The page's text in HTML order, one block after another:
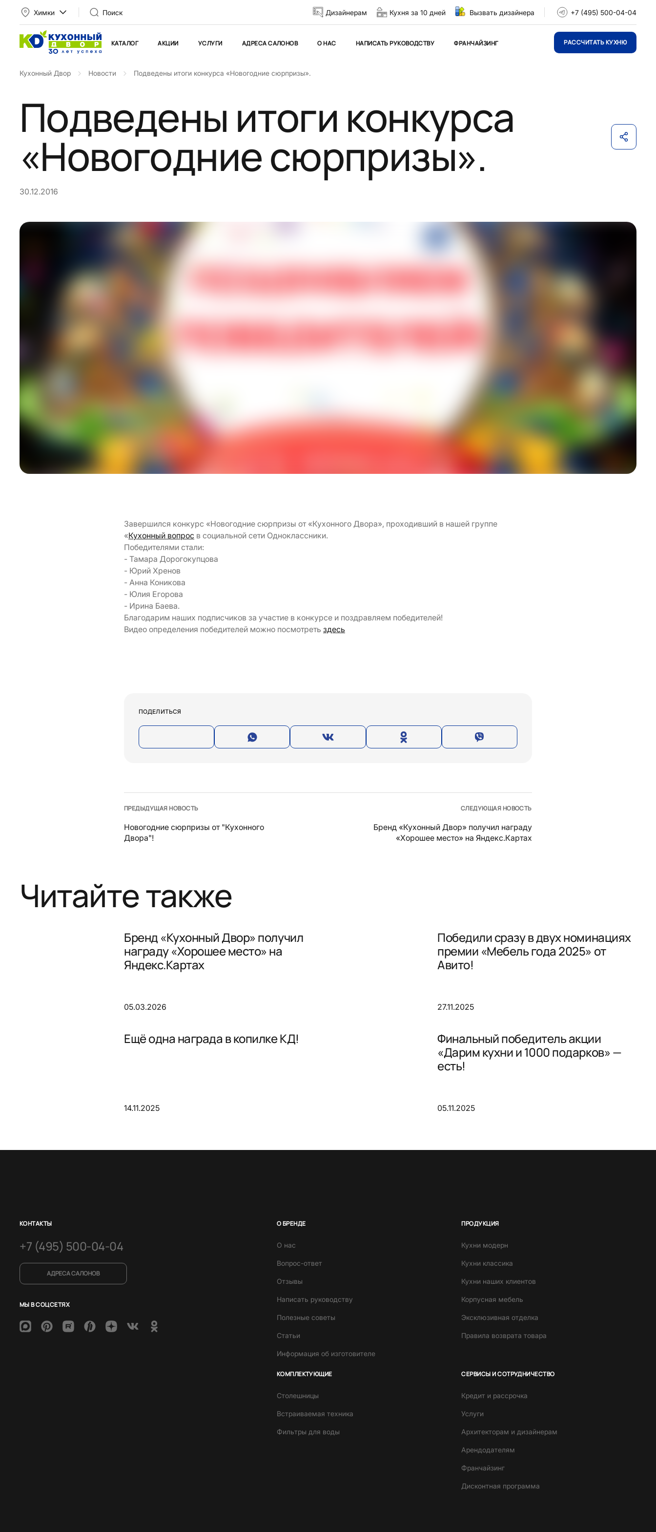
Химки Поиск Дизайнерам Кухня за 10 дней Вызвать дизайнера +7 (495) 500-04-04
КАТАЛОГ АКЦИИ УСЛУГИ АДРЕСА САЛОНОВ О НАС НАПИСАТЬ РУКОВОДСТВУ ФРАНЧАЙЗИНГ РАССЧИТАТЬ КУХНЮ
Кухонный Двор Новости Подведены итоги конкурса «Новогодние сюрпризы».
Подведены итоги конкурса
«Новогодние сюрпризы».
30.12.2016
Завершился конкурс «Новогодние сюрпризы от «Кухонного Двора», проходивший в нашей группе
«Кухонный вопрос в социальной сети Одноклассники.
Победителями стали:
- Тамара Дорогокупцова
- Юрий Хренов
- Анна Коникова
- Юлия Егорова
- Ирина Баева.
Благодарим наших подписчиков за участие в конкурсе и поздравляем победителей!
Видео определения победителей можно посмотреть здесь
ПОДЕЛИТЬСЯ
ПРЕДЫДУЩАЯ НОВОСТЬ
Новогодние сюрпризы от "Кухонного
Двора"!
СЛЕДУЮЩАЯ НОВОСТЬ
Бренд «Кухонный Двор» получил награду
«Хорошее место» на Яндекс.Картах
Читайте также
Бренд «Кухонный Двор» получил
награду «Хорошее место» на
Яндекс.Картах
05.03.2026
Победили сразу в двух номинациях
премии «Мебель года 2025» от
Авито!
27.11.2025
Ещё одна награда в копилке КД!
14.11.2025
Финальный победитель акции
«Дарим кухни и 1000 подарков» —
есть!
05.11.2025
КОНТАКТЫ
+7 (495) 500-04-04
АДРЕСА САЛОНОВ
МЫ В СОЦСЕТЯХ
О БРЕНДЕ
О нас
Вопрос-ответ
Отзывы
Написать руководству
Полезные советы
Статьи
Информация об изготовителе
ПРОДУКЦИЯ
Кухни модерн
Кухни классика
Кухни наших клиентов
Корпусная мебель
Эксклюзивная отделка
Правила возврата товара
КОМПЛЕКТУЮЩИЕ
Столешницы
Встраиваемая техника
Фильтры для воды
СЕРВИСЫ И СОТРУДНИЧЕСТВО
Кредит и рассрочка
Услуги
Архитекторам и дизайнерам
Арендодателям
Франчайзинг
Дисконтная программа